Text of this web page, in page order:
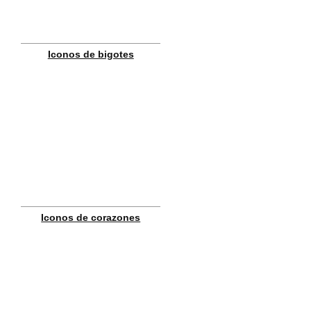
Iconos de bigotes
Iconos de corazones